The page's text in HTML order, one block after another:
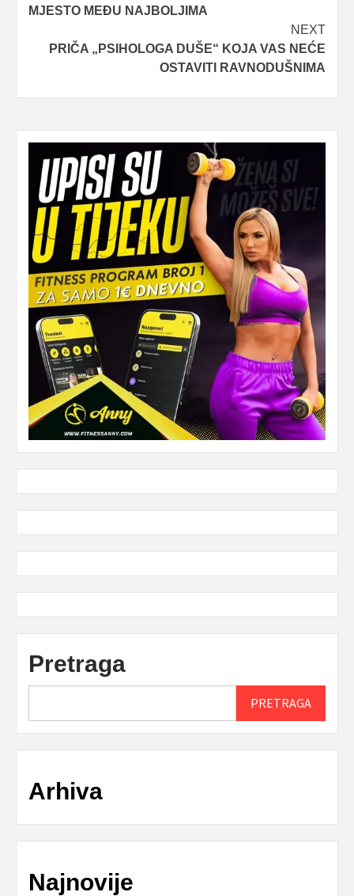
MJESTO MEĐU NAJBOLJIMA
NEXT
PRIČA „PSIHOLOGA DUŠE“ KOJA VAS NEĆE
OSTAVITI RAVNODUŠNIMA
Pretraga
PRETRAGA
Arhiva
Najnovije